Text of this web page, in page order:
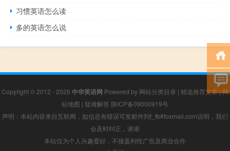
习惯英语怎么读
多的英语怎么说
Copyright © 2012 - 2026 中华英语网 Powered by 网站分类目录 | 精选推荐文章|网
站地图 | 疑难解答 陕ICP备09000919号
声明：本站内容来自互联网，如信息有错误可发邮件到f_fb#foxmail.com说明，我们
会及时纠正，谢谢
本站仅为个人兴趣爱好，不接盈利性广告及商业合作